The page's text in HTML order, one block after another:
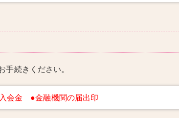
手続きください。
金 ●金融機関の届出印